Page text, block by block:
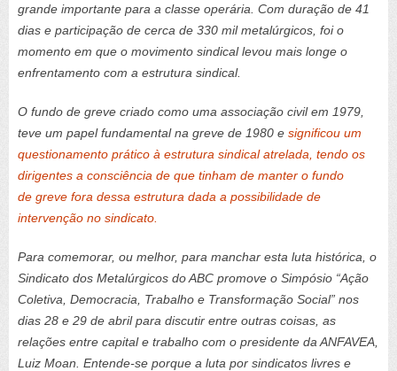
grande importante para a classe operária. Com duração de 41
dias e participação de cerca de 330 mil metalúrgicos, foi o
momento em que o movimento sindical levou mais longe o
enfrentamento com a estrutura sindical.
O fundo de greve criado como uma associação civil em 1979,
teve um papel fundamental na greve de 1980 e significou um
questionamento prático à estrutura sindical atrelada, tendo os
dirigentes a consciência de que tinham de manter o fundo
de greve fora dessa estrutura dada a possibilidade de
intervenção no sindicato.
Para comemorar, ou melhor, para manchar esta luta histórica, o
Sindicato dos Metalúrgicos do ABC promove o Simpósio “Ação
Coletiva, Democracia, Trabalho e Transformação Social” nos
dias 28 e 29 de abril para discutir entre outras coisas, as
relações entre capital e trabalho com o presidente da ANFAVEA,
Luiz Moan. Entende-se porque a luta por sindicatos livres e